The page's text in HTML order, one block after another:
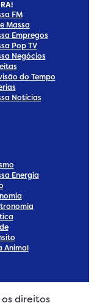
FM
Massa
Empregos
Pop TV
Negócios
do Tempo
Notícias
Energia
Animal
direitos